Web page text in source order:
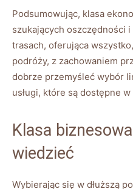
Podsumowując, klasa
⁣szukających oszczędności
trasach, oferująca
podróży,‌ z ⁣zachowaniem
dobrze przemyśleć wybór
‌usługi, ⁢które‌ są dostępne⁤
Klasa
wiedzieć
Wybierając ‌się w dłuższą⁤